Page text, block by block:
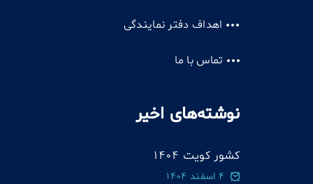
اهداف دفتر نمایندگی
تماس با ما
نوشته‌های اخیر
کشور کویت 1404
4 اسفند 1404